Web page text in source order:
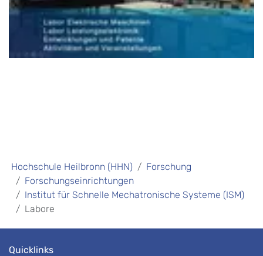
Hochschule Heilbronn (HHN)
Forschung
Forschungseinrichtungen
Institut für Schnelle Mechatronische Systeme (ISM)
Labore
Quicklinks